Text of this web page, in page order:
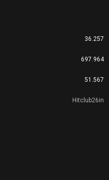
36.257
697.964
51.567
Hitclub26in